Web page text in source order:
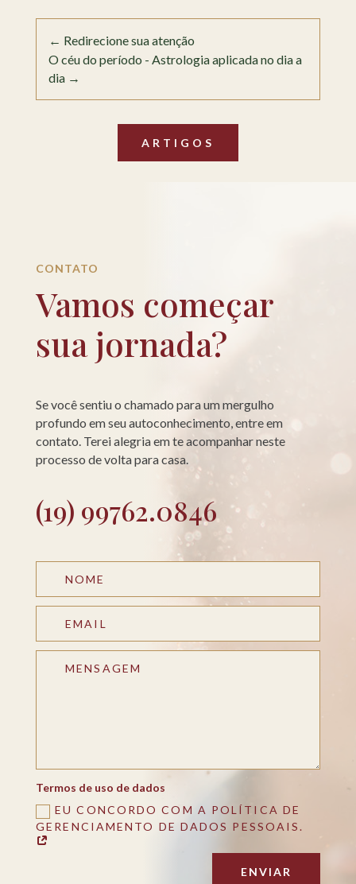
← Redirecione sua atenção
O céu do período - Astrologia aplicada no dia a
dia→
ARTIGOS
CONTATO
Vamos começar
sua jornada?
Se você sentiu o chamado para um mergulho
profundo em seu autoconhecimento, entre em
contato. Terei alegria em te acompanhar neste
processo de volta para casa.
(19) 99762.0846
Termos de uso de dados
EU CONCORDO COM A POLÍTICA DE
GERENCIAMENTO DE DADOS PESSOAIS.
ENVIAR